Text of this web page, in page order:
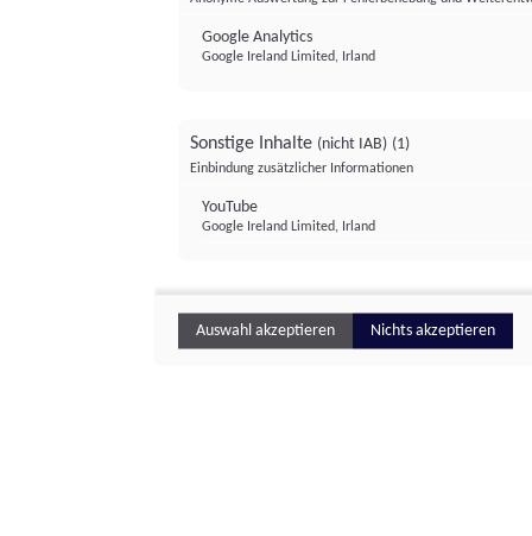
Google Analytics
Google Ireland Limited, Irland
Sonstige Inhalte (nicht IAB) (1)
Einbindung zusätzlicher Informationen
YouTube
Google Ireland Limited, Irland
Auswahl akzeptieren Nichts akzeptieren